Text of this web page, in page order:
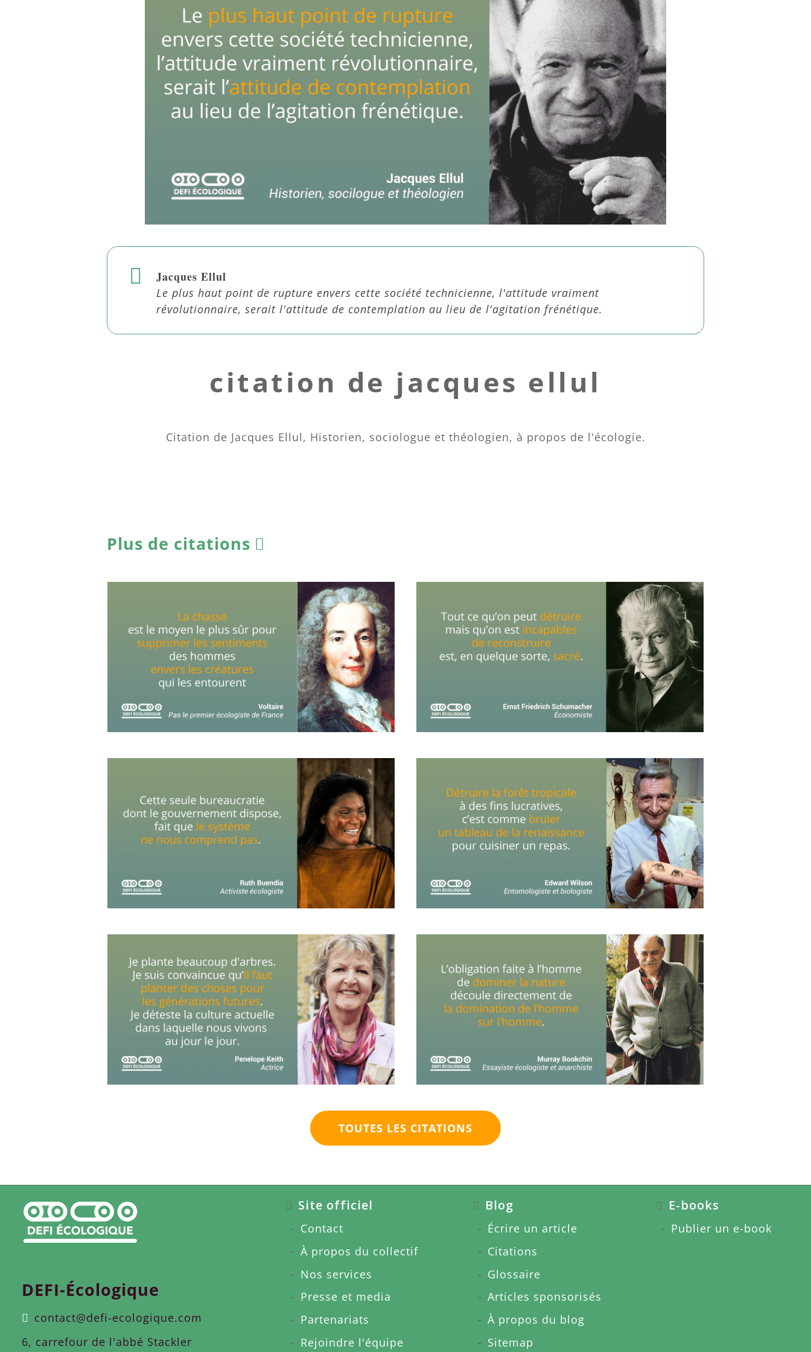
Jacques Ellul
Le plus haut point de rupture envers cette société technicienne, l'attitude vraiment
révolutionnaire, serait l'attitude de contemplation au lieu de l'agitation frénétique.
citation de jacques ellul
Citation de Jacques Ellul, Historien, sociologue et théologien, à propos de l'écologie.
Plus de citations
TOUTES LES CITATIONS
DEFI-Écologique
contact@defi-ecologique.com
6, carrefour de l'abbé Stackler
Site officiel
Contact
À propos du collectif
Nos services
Presse et media
Partenariats
Rejoindre l'équipe
Blog
Écrire un article
Citations
Glossaire
Articles sponsorisés
À propos du blog
Sitemap
E-books
Publier un e-book